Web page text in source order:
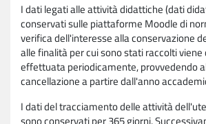
I dati legati alle attività didattiche (dati
conservati sulle piattaforme Moodle di
verifica dell'interesse alla conservazione
alle finalità per cui sono stati raccolti
effettuata periodicamente, provvedendo
cancellazione a partire dall'anno
I dati del tracciamento delle attività
sono conservati per 365 giorni.